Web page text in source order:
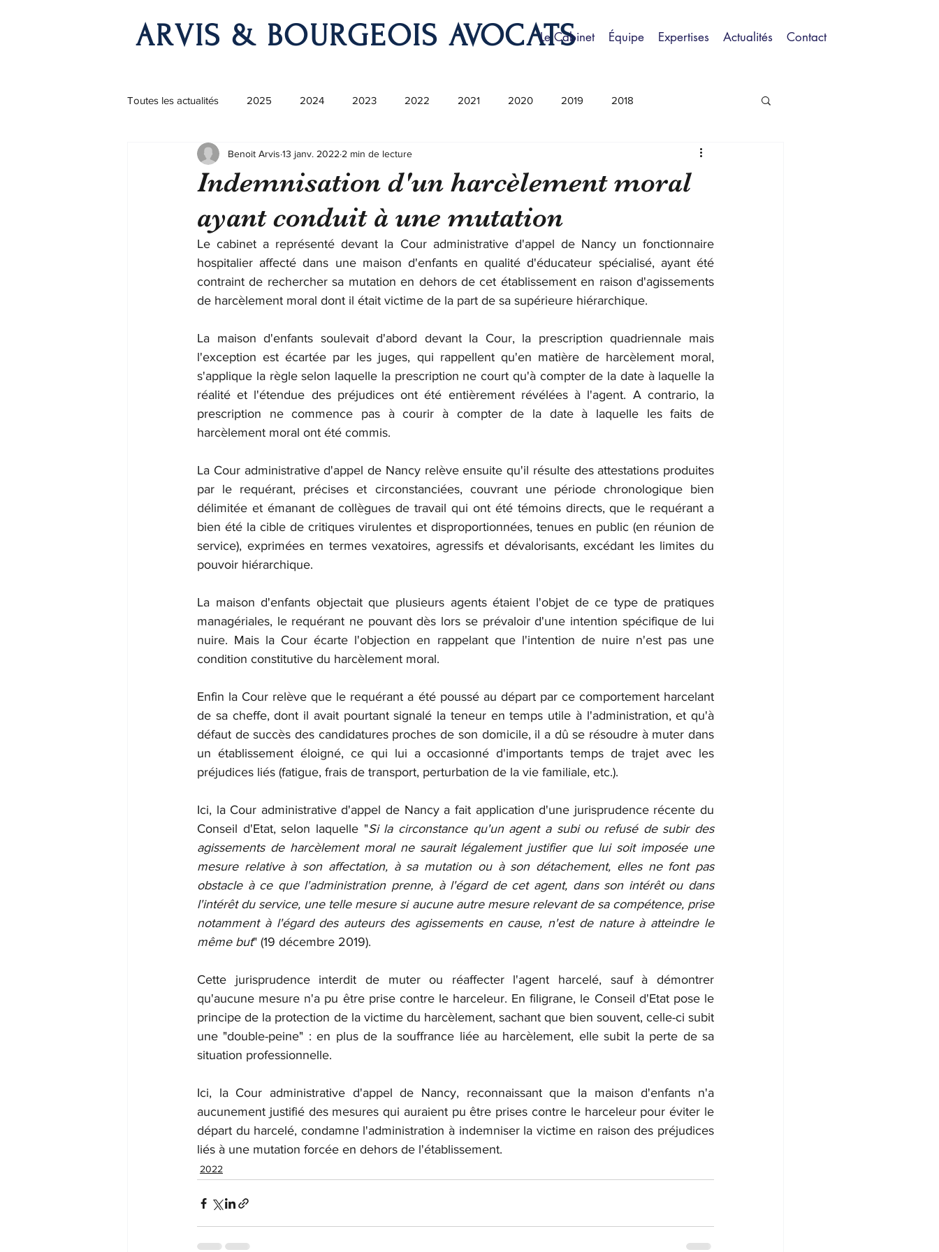
Le Cabinet Équipe Expertises Actualités Contact
ARVIS & BOURGEOIS AVOCATS
Toutes les actualités 2025 2024 2023 2022 2021 2020 2019 2018
Indemnisation d'un harcèlement moral
ayant conduit à une mutation
Benoit Arvis 13 janv. 2022 2 min de lecture
Le cabinet a représenté devant la Cour administrative d'appel de Nancy un fonctionnaire
hospitalier affecté dans une maison d'enfants en qualité d'éducateur spécialisé, ayant été
contraint de rechercher sa mutation en dehors de cet établissement en raison d'agissements
de harcèlement moral dont il était victime de la part de sa supérieure hiérarchique.
La maison d'enfants soulevait d'abord devant la Cour, la prescription quadriennale mais
l'exception est écartée par les juges, qui rappellent qu'en matière de harcèlement moral,
s'applique la règle selon laquelle la prescription ne court qu'à compter de la date à laquelle la
réalité et l'étendue des préjudices ont été entièrement révélées à l'agent. A contrario, la
prescription ne commence pas à courir à compter de la date à laquelle les faits de
harcèlement moral ont été commis.
La Cour administrative d'appel de Nancy relève ensuite qu'il résulte des attestations produites
par le requérant, précises et circonstanciées, couvrant une période chronologique bien
délimitée et émanant de collègues de travail qui ont été témoins directs, que le requérant a
bien été la cible de critiques virulentes et disproportionnées, tenues en public (en réunion de
service), exprimées en termes vexatoires, agressifs et dévalorisants, excédant les limites du
pouvoir hiérarchique.
La maison d'enfants objectait que plusieurs agents étaient l'objet de ce type de pratiques
managériales, le requérant ne pouvant dès lors se prévaloir d'une intention spécifique de lui
nuire. Mais la Cour écarte l'objection en rappelant que l'intention de nuire n'est pas une
condition constitutive du harcèlement moral.
Enfin la Cour relève que le requérant a été poussé au départ par ce comportement harcelant
de sa cheffe, dont il avait pourtant signalé la teneur en temps utile à l'administration, et qu'à
défaut de succès des candidatures proches de son domicile, il a dû se résoudre à muter dans
un établissement éloigné, ce qui lui a occasionné d'importants temps de trajet avec les
préjudices liés (fatigue, frais de transport, perturbation de la vie familiale, etc.).
Ici, la Cour administrative d'appel de Nancy a fait application d'une jurisprudence récente du
Conseil d'Etat, selon laquelle "Si la circonstance qu'un agent a subi ou refusé de subir des
agissements de harcèlement moral ne saurait légalement justifier que lui soit imposée une
mesure relative à son affectation, à sa mutation ou à son détachement, elles ne font pas
obstacle à ce que l'administration prenne, à l'égard de cet agent, dans son intérêt ou dans
l'intérêt du service, une telle mesure si aucune autre mesure relevant de sa compétence, prise
notamment à l'égard des auteurs des agissements en cause, n'est de nature à atteindre le
même but" (19 décembre 2019).
Cette jurisprudence interdit de muter ou réaffecter l'agent harcelé, sauf à démontrer
qu'aucune mesure n'a pu être prise contre le harceleur. En filigrane, le Conseil d'Etat pose le
principe de la protection de la victime du harcèlement, sachant que bien souvent, celle-ci subit
une "double-peine" : en plus de la souffrance liée au harcèlement, elle subit la perte de sa
situation professionnelle.
Ici, la Cour administrative d'appel de Nancy, reconnaissant que la maison d'enfants n'a
aucunement justifié des mesures qui auraient pu être prises contre le harceleur pour éviter le
départ du harcelé, condamne l'administration à indemniser la victime en raison des préjudices
liés à une mutation forcée en dehors de l'établissement.
2022